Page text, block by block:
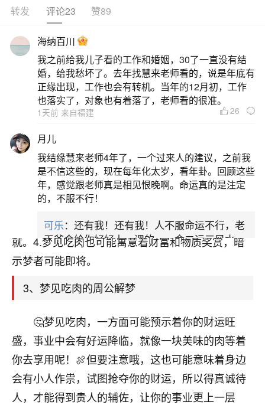
人运好：预示着你近期的贵人运势很好，可能会在
份的人梦到吃肉还有不同的含义：本命年的人：梦
到吃肉意味着因祸得福，但过程中可能会有波折，
心情不定，需要多加小心。出行的人：梦到
2、梦见吃肉是什么预兆周公解梦
1.梦见吃肉通常象征着梦者拥有充沛的生命力
和精神力量。2.在周公解梦中，吃肉被视为增强生
命力的象征，可能意味着梦者正处于精力充沛的时
期。3.这样的梦境可能与工作或事业有关，表明梦
者正努力提升自己的能力和经验，以实现更高的成
就。4.梦见吃肉也可能寓意着财富和物质奖赏，暗
示梦者可能即将。
3、梦见吃肉的周公解梦
🤔梦见吃肉，一方面可能预示着你的财运旺
盛，事业中会有好运降临，就像一块美味的肉等着
你去享用呢！🍖但要注意哦，这也可能意味着身边
会有小人作祟，试图抢夺你的财运，所以得真诚待
人，才能得到贵人的辅佐，让你的事业更上一层
转发 评论23 赞89
海纳百川
我之前给我儿子看的工作和婚姻，30了一直没有结
婚，给我愁坏了。去年找慧来老师看的，说是年底有
正缘出现，工作也会有转机。当年的12月初，工作
也落实了，对象也有着落了，老师看的很准。
1天前 来自福建 26
月儿
我结缘慧来老师4年了，一个过来人的建议，之前我
是不信这些的，现在每年化太岁，看年卦。回顾这些
年，感觉跟老师真是相见恨晚啊。命运真的是注定
的，不服不行！
可乐：还有我！还有我！人不服命运不行，老
天爷会给你好好上一课的。一命二运三风水，
哪样不服都不行！
平安是福：我也是每年找老师化太岁，看年
卦，认识老师3年了，都是缘分啊！
心若莲花
我是做餐饮的，这两年，生意屡屡受挫，店开一家关
一家，要么生意不好，生意好的就出事。前些年攒的
家底快败光了，真是倒霉！我也想找人看看到底怎么
回事？